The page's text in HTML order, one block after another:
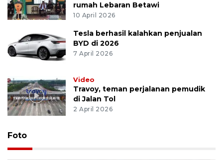
rumah Lebaran Betawi
10 April 2026
Tesla berhasil kalahkan penjualan
BYD di 2026
7 April 2026
Video
Travoy, teman perjalanan pemudik
di Jalan Tol
2 April 2026
Foto